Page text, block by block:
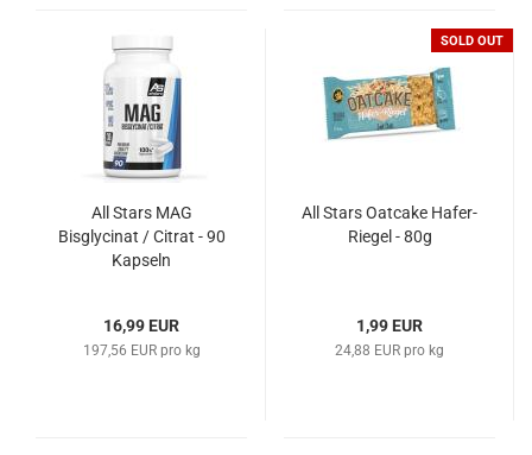
All Stars MAG
Bisglycinat / Citrat - 90
Kapseln
16,99 EUR
197,56 EUR pro kg
SOLD OUT
All Stars Oatcake Hafer-
Riegel - 80g
1,99 EUR
24,88 EUR pro kg